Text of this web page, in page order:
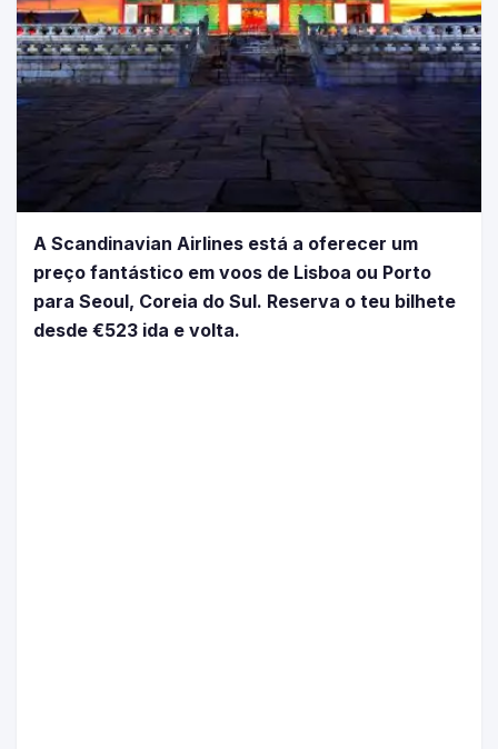
A Scandinavian Airlines está a oferecer um
preço fantástico em voos de Lisboa ou Porto
para Seoul, Coreia do Sul. Reserva o teu bilhete
desde €523 ida e volta.